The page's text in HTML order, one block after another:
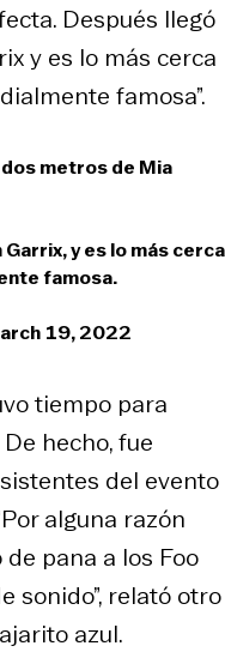
Después llegó
y es lo más cerca
famosa”.
metros de Mia
y es lo más cerca
famosa.
19, 2022
tiempo para
hecho, fue
del evento
alguna razón
pana a los Foo
sonido”, relató otro
azul.